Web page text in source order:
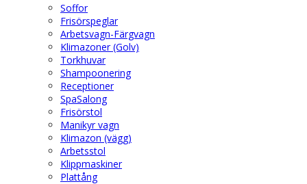
Soffor
Frisörspeglar
Arbetsvagn-Färgvagn
Klimazoner (Golv)
Torkhuvar
Shampoonering
Receptioner
SpaSalong
Frisörstol
Manikyr vagn
Klimazon (vägg)
Arbetsstol
Klippmaskiner
Plattång